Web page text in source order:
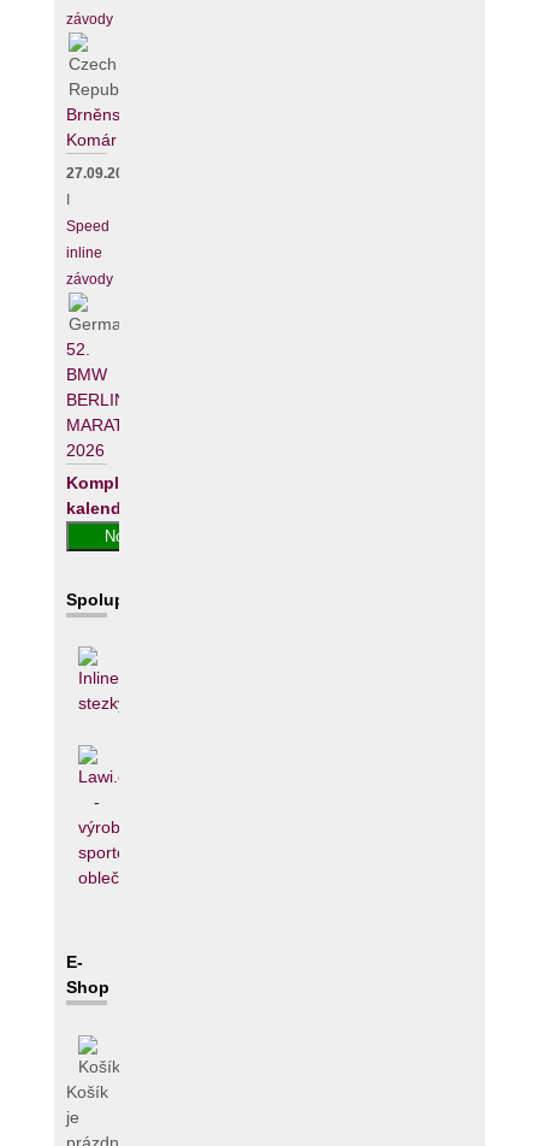
závody
Brněnský
Komár
27.09.2026
Speed
inline
závody
52.
BMW
BERLIN-
MARATHON
2026
Kompletní
kalendář
Spolupracujeme
E-
Shop
Košík
je
prázdný